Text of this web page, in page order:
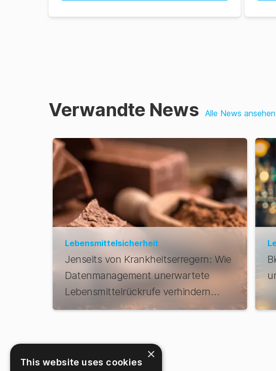
Verwandte News Alle News ansehen
Lebensmittelsicherheit
Jenseits von Krankheitserregern: Wie
Datenmanagement unerwartete
Lebensmittelrückrufe verhindern
kann
×
This website uses cookies